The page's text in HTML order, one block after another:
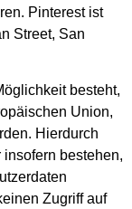
Pinterest ist
Street, San
besteht,
Union,
Hierdurch
bestehen,
Zugriff auf